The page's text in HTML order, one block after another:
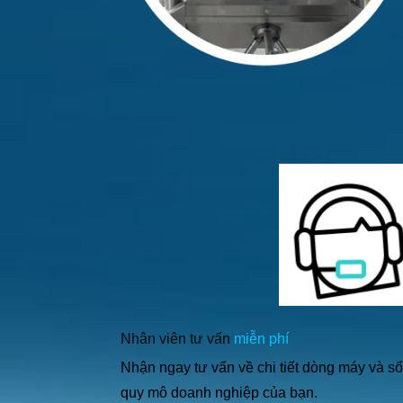
Nhân viên tư vấn miễn phí
Nhận ngay tư vấn về chi tiết dòng máy và
quy mô doanh nghiệp của bạn.